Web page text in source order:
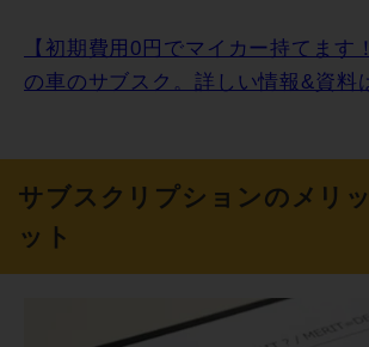
【初期費用0円でマイカー持てます
の車のサブスク。詳しい情報&資料
サブスクリプションのメリ
ット